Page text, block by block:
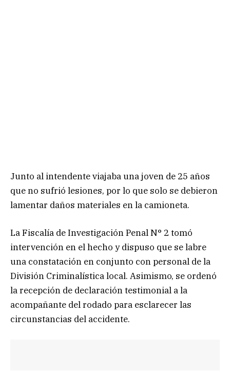
Junto al intendente viajaba una joven de 25 años
que no sufrió lesiones, por lo que solo se debieron
lamentar daños materiales en la camioneta.
La Fiscalía de Investigación Penal N° 2 tomó
intervención en el hecho y dispuso que se labre
una constatación en conjunto con personal de la
División Criminalística local. Asimismo, se ordenó
la recepción de declaración testimonial a la
acompañante del rodado para esclarecer las
circunstancias del accidente.